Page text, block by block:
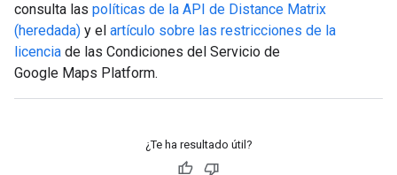
consulta las políticas de la API de Distance Matrix
(heredada) y el artículo sobre las restricciones de la
licencia de las Condiciones del Servicio de
Google Maps Platform.
¿Te ha resultado útil?